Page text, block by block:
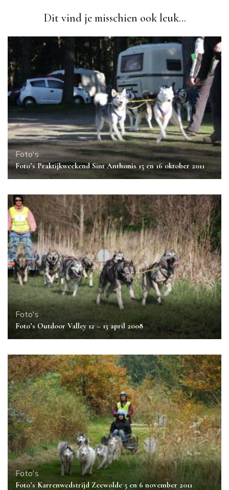
Dit vind je misschien ook leuk...
Foto's
Foto’s Praktijkweekend Sint Anthonis 15 en 16 oktober 2011
Foto's
Foto’s Outdoor Valley 12 – 13 april 2008
Foto's
Foto’s Karrenwedstrijd Zeewolde 5 en 6 november 2011